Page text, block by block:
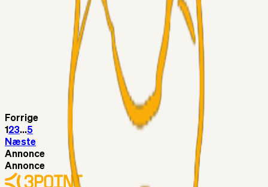
04. aug. 2026
5. Forudsigelser op til Horsens kampen.
RasmusStephansen
04. aug. 2026
Nørgaards Lever Hug, Skaktræk Mod En Utålmodig
Forrige
1 23...5
Næste
Annonce
Annonce